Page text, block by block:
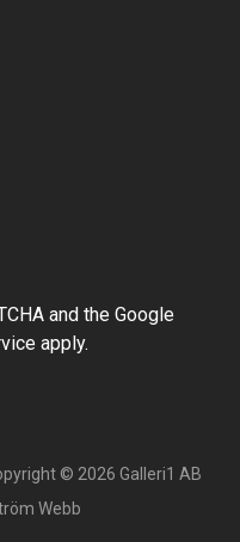
and the Google
apply.
© 2026 Galleri1 AB
Webb